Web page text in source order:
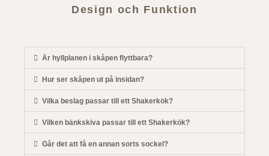
Design och Funktion
Är hyllplanen i skåpen flyttbara?
Hur ser skåpen ut på insidan?
Vilka beslag passar till ett Shakerkök?
Vilken bänkskiva passar till ett Shakerkök?
Går det att få en annan sorts sockel?